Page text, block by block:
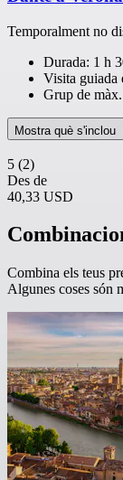
Temporalment no
Durada: 1 h
Visita guiada
Grup de
Mostra què s'inclou
5 (2)
Des de
40,33 USD
Combina els teus
Algunes coses són